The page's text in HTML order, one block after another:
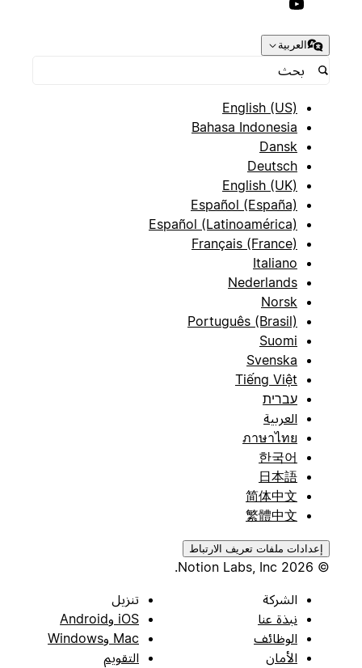
العربية
English (US)
Bahasa Indonesia
Dansk
Deutsch
English (UK)
Español (España)
Español (Latinoamérica)
Français (France)
Italiano
Nederlands
Norsk
Português (Brasil)
Suomi
Svenska
Tiếng Việt
עברית
العربية
ภาษาไทย
한국어
日本語
简体中文
繁體中文
إعدادات ملفات تعريف الارتباط
الشركة
نبذة عنا
الوظائف
الأمان
تنزيل
iOS وAndroid
Mac وWindows
التقويم